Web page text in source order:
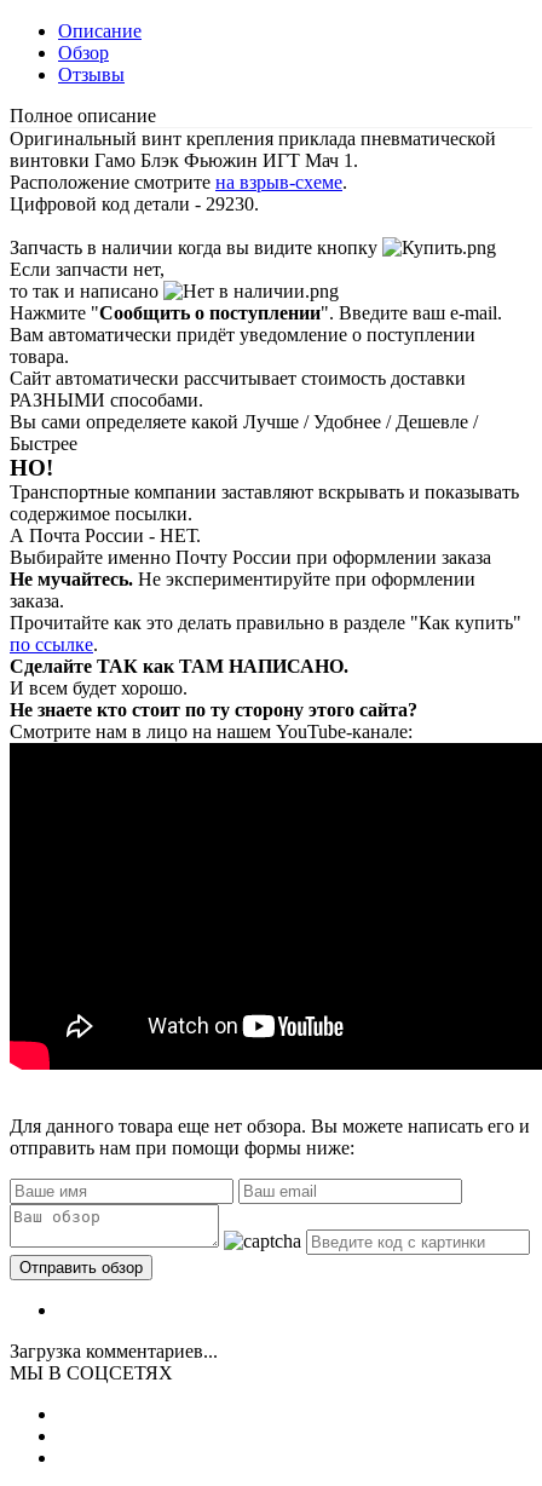
Описание
Обзор
Отзывы
Полное описание
Оригинальный винт крепления приклада пневматической
винтовки Гамо Блэк Фьюжин ИГТ Мач 1.
Расположение смотрите на взрыв-схеме.
Цифровой код детали - 29230.
Запчасть в наличии когда вы видите кнопку
Если запчасти нет,
то так и написано
Нажмите "Сообщить о поступлении". Введите ваш e-mail.
Вам автоматически придёт уведомление о поступлении
товара.
Сайт автоматически рассчитывает стоимость доставки
РАЗНЫМИ способами.
Вы сами определяете какой Лучше / Удобнее / Дешевле /
Быстрее
НО!
Транспортные компании заставляют вскрывать и показывать
содержимое посылки.
А Почта России - НЕТ.
Выбирайте именно Почту России при оформлении заказа
Не мучайтесь. Не экспериментируйте при оформлении
заказа.
Прочитайте как это делать правильно в разделе "Как купить"
по ссылке.
Сделайте ТАК как ТАМ НАПИСАНО.
И всем будет хорошо.
Не знаете кто стоит по ту сторону этого сайта?
Смотрите нам в лицо на нашем YouTube-канале:
Для данного товара еще нет обзора. Вы можете написать его и
отправить нам при помощи формы ниже:
Загрузка комментариев...
МЫ В СОЦСЕТЯХ